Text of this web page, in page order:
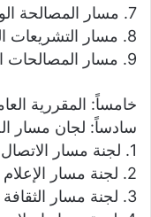
7. مسار المصالحة الوطنية الشاملة.
8. مسار التشريعات القانونية والجزائية.
9. مسار المصالحات المجتمعية الأهلية والمحلية.
خامساً: المقررية
سادساً: لجان مسار
1. لجنة مسار الاتصال والتهيئة.
2. لجنة مسار الإعلام والاتصال.
3. لجنة مسار الثقافة ونظم التنشئة الاجتماعية.